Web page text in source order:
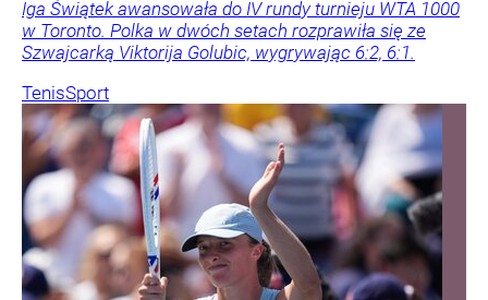
Iga Świątek awansowała do IV rundy turnieju WTA 1000
w Toronto. Polka w dwóch setach rozprawiła się ze
Szwajcarką Viktorija Golubic, wygrywając 6:2, 6:1.
TenisSport